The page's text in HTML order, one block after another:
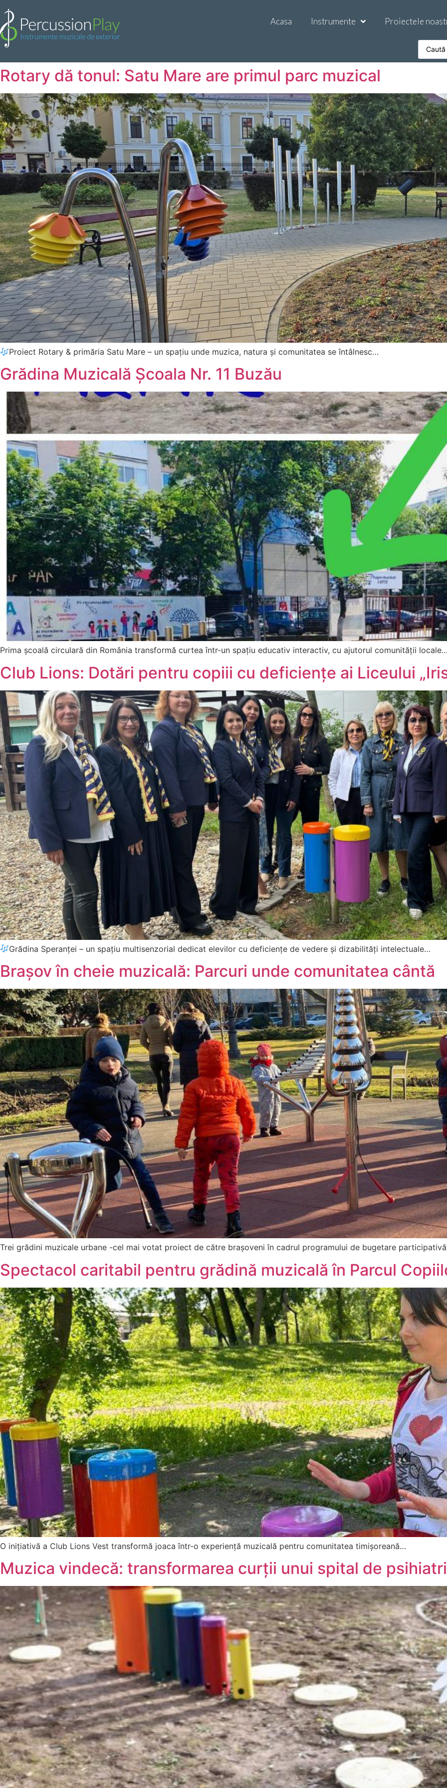
Acasa Instrumente Proiectele
Rotary dă tonul: Satu Mare are primul parc muzical
Proiect Rotary & primăria Satu Mare – un spațiu unde muzica, natura și comunitatea se întâlnesc…
Grădina Muzicală Școala Nr. 11 Buzău
Prima școală circulară din România transformă curtea într-un spațiu educativ interactiv, cu ajutorul comunității
Club Lions: Dotări pentru copiii cu deficiențe ai Liceului
Grădina Speranței – un spațiu multisenzorial dedicat elevilor cu deficiențe de vedere și dizabilități intelectuale…
Brașov în cheie muzicală: Parcuri unde comunitatea cântă
Trei grădini muzicale urbane -cel mai votat proiect de către brașoveni în cadrul programului de bugetare
Spectacol caritabil pentru grădină muzicală în Parcul
O inițiativă a Club Lions Vest transformă joaca într-o experiență muzicală pentru comunitatea timișoreană…
Muzica vindecă: transformarea curții unui spital de